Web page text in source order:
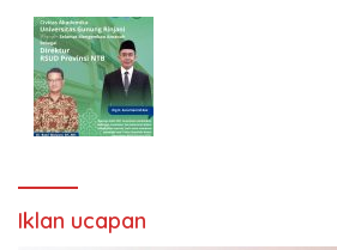
Iklan ucapan